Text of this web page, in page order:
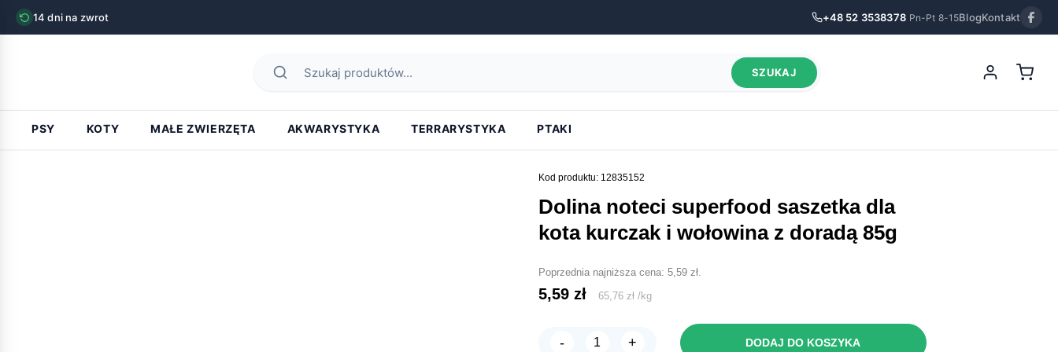
14 dni na zwrot +48 52 3538378 Pn-Pt 8-15BlogKontakt
SZUKAJ
PSY KOTY MAŁE ZWIERZĘTA AKWARYSTYKA TERRARYSTYKA PTAKI
Kod produktu: 12835152
dolina noteci superfood saszetka dla
kota kurczak i wołowina z doradą 85g
Poprzednia najniższa cena: 5,59 zł.
5,59 zł 65,76 zł /kg
-
ilość
+ DODAJ DO KOSZYKA